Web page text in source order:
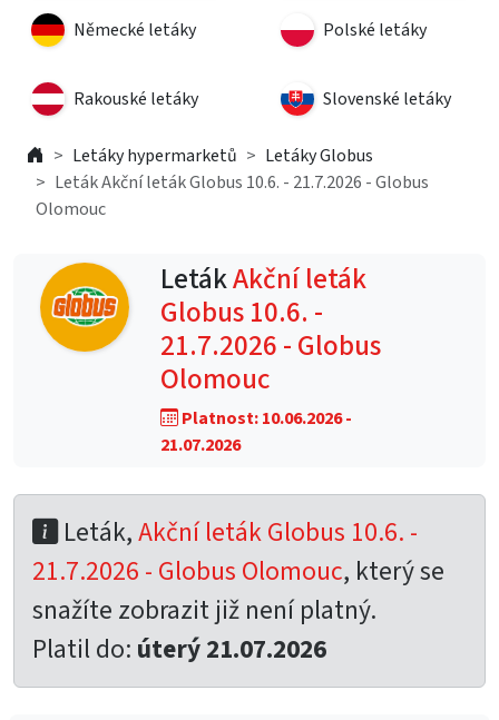
Německé letáky Polské letáky
Rakouské letáky Slovenské letáky
Letáky hypermarketů
Letáky Globus
Leták Akční leták Globus 10.6. - 21.7.2026 - Globus
Olomouc
LetákAkční leták
Globus 10.6. -
21.7.2026 - Globus
Olomouc
Platnost: 10.06.2026 -
21.07.2026
Leták,Akční leták Globus 10.6. -
21.7.2026 - Globus Olomouc, který se
snažíte zobrazit již není platný.
Platil do: úterý 21.07.2026